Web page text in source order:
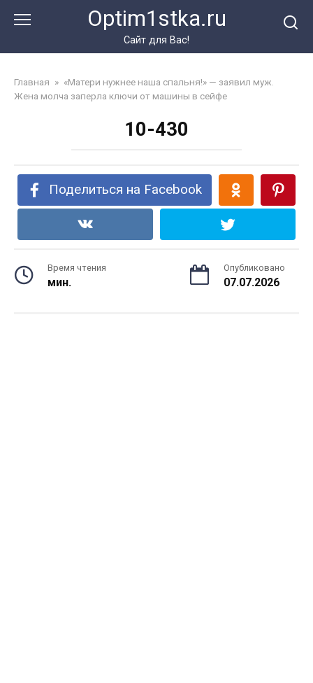
Optim1stka.ru
Сайт для Вас!
Главная » «Матери нужнее наша спальня!» — заявил муж.
Жена молча заперла ключи от машины в сейфе
10-430
Поделиться на Facebook
Время чтения
мин.
Опубликовано
07.07.2026